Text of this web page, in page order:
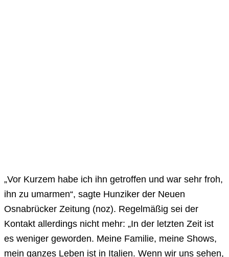
„Vor Kurzem habe ich ihn getroffen und war sehr froh,
ihn zu umarmen“, sagte Hunziker der Neuen
Osnabrücker Zeitung (noz). Regelmäßig sei der
Kontakt allerdings nicht mehr: „In der letzten Zeit ist
es weniger geworden. Meine Familie, meine Shows,
mein ganzes Leben ist in Italien. Wenn wir uns sehen,